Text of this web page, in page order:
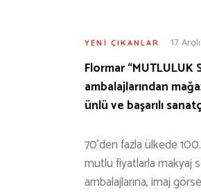
YENI ÇIKANLAR 17
Flormar “MUTLULUK
ambalajlarından
ünlü ve başarılı
70’den fazla ülkede
mutlu fiyatlarla makyaj
ambalajlarına, imaj